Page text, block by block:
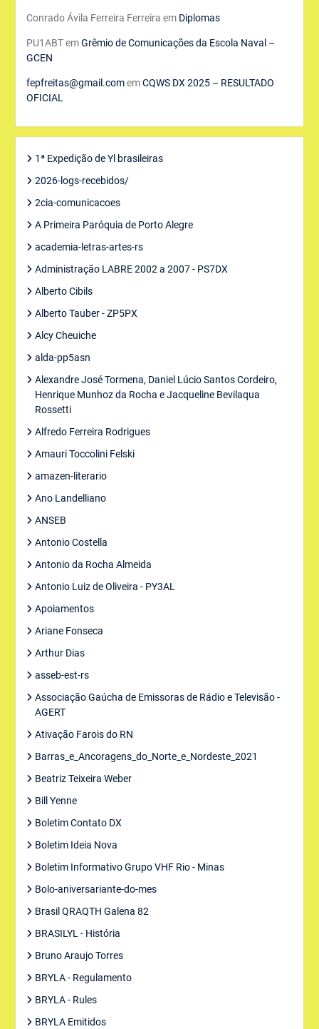
Conrado Ávila Ferreira Ferreira em Diplomas
PU1ABTemGrêmio de Comunicações da Escola Naval –
GCEN
fepfreitas@gmail.comemCQWS DX 2025 – RESULTADO
OFICIAL
1ª Expedição de Yl brasileiras
2026-logs-recebidos/
2cia-comunicacoes
A Primeira Paróquia de Porto Alegre
academia-letras-artes-rs
Administração LABRE 2002 a 2007 - PS7DX
Alberto Cibils
Alberto Tauber - ZP5PX
Alcy Cheuiche
alda-pp5asn
Alexandre José Tormena, Daniel Lúcio Santos Cordeiro,
Henrique Munhoz da Rocha e Jacqueline Bevilaqua
Rossetti
Alfredo Ferreira Rodrigues
Amauri Toccolini Felski
amazen-literario
Ano Landelliano
ANSEB
Antonio Costella
Antonio da Rocha Almeida
Antonio Luiz de Oliveira - PY3AL
Apoiamentos
Ariane Fonseca
Arthur Dias
asseb-est-rs
Associação Gaúcha de Emissoras de Rádio e Televisão -
AGERT
Ativação Farois do RN
Barras_e_Ancoragens_do_Norte_e_Nordeste_2021
Beatriz Teixeira Weber
Bill Yenne
Boletim Contato DX
Boletim Ideia Nova
Boletim Informativo Grupo VHF Rio - Minas
Bolo-aniversariante-do-mes
Brasil QRAQTH Galena 82
BRASILYL - História
Bruno Araujo Torres
BRYLA - Regulamento
BRYLA - Rules
BRYLA Emitidos